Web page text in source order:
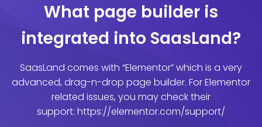
What page builder is
integrated into SaasLand?
SaasLand comes with “Elementor” which is a very
advanced, drag-n-drop page builder. For Elementor
related issues, you may check their
support: https://elementor.com/support/